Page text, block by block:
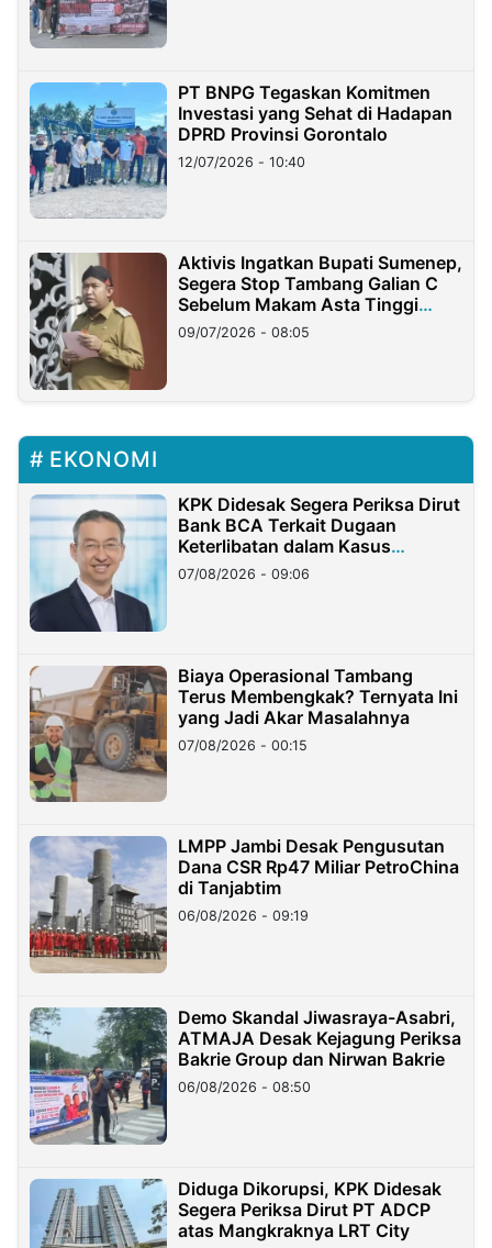
PT BNPG Tegaskan Komitmen
Investasi yang Sehat di Hadapan
DPRD Provinsi Gorontalo
12/07/2026 - 10:40
Aktivis Ingatkan Bupati Sumenep,
Segera Stop Tambang Galian C
Sebelum Makam Asta Tinggi
Longsor
09/07/2026 - 08:05
EKONOMI
KPK Didesak Segera Periksa Dirut
Bank BCA Terkait Dugaan
Keterlibatan dalam Kasus
Hilangnya Dana Nasabah Rp2,58
Miliar
07/08/2026 - 09:06
Biaya Operasional Tambang
Terus Membengkak? Ternyata Ini
yang Jadi Akar Masalahnya
07/08/2026 - 00:15
LMPP Jambi Desak Pengusutan
Dana CSR Rp47 Miliar PetroChina
di Tanjabtim
06/08/2026 - 09:19
Demo Skandal Jiwasraya-Asabri,
ATMAJA Desak Kejagung Periksa
Bakrie Group dan Nirwan Bakrie
06/08/2026 - 08:50
Diduga Dikorupsi, KPK Didesak
Segera Periksa Dirut PT ADCP
atas Mangkraknya LRT City